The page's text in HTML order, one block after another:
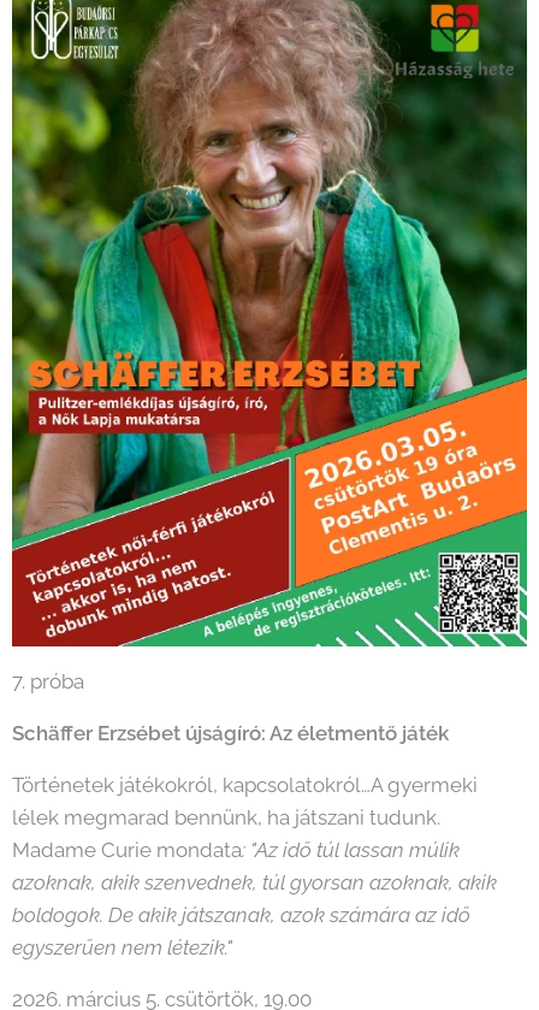
7. próba
Schäffer Erzsébet újságíró: Az életmentő játék
Történetek játékokról, kapcsolatokról…A gyermeki
lélek megmarad bennünk, ha játszani tudunk.
Madame Curie mondata: "Az idő túl lassan múlik
azoknak, akik szenvednek, túl gyorsan azoknak, akik
boldogok. De akik játszanak, azok számára az idő
egyszerűen nem létezik."
2026. március 5. csütörtök, 19.00